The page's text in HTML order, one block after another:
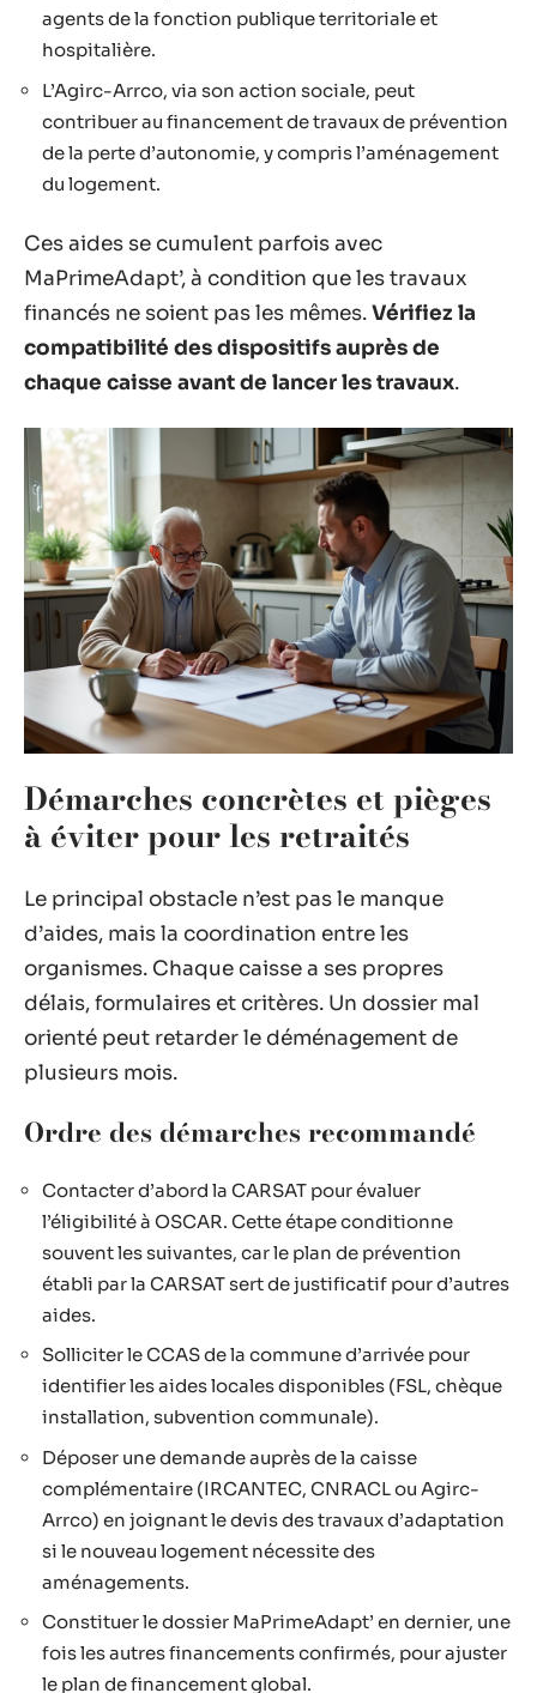
agents de la fonction publique territoriale et
hospitalière.
L’Agirc-Arrco, via son action sociale, peut
contribuer au financement de travaux de prévention
de la perte d’autonomie, y compris l’aménagement
du logement.
Ces aides se cumulent parfois avec
MaPrimeAdapt’, à condition que les travaux
financés ne soient pas les mêmes.Vérifiez la
compatibilité des dispositifs auprès de
chaque caisse avant de lancer les travaux.
Démarches concrètes et pièges
à éviter pour les retraités
Le principal obstacle n’est pas le manque
d’aides, mais la coordination entre les
organismes. Chaque caisse a ses propres
délais, formulaires et critères. Un dossier mal
orienté peut retarder le déménagement de
plusieurs mois.
Ordre des démarches recommandé
Contacter d’abord la CARSAT pour évaluer
l’éligibilité à OSCAR. Cette étape conditionne
souvent les suivantes, car le plan de prévention
établi par la CARSAT sert de justificatif pour d’autres
aides.
Solliciter le CCAS de la commune d’arrivée pour
identifier les aides locales disponibles (FSL, chèque
installation, subvention communale).
Déposer une demande auprès de la caisse
complémentaire (IRCANTEC, CNRACL ou Agirc-
Arrco) en joignant le devis des travaux d’adaptation
si le nouveau logement nécessite des
aménagements.
Constituer le dossier MaPrimeAdapt’ en dernier, une
fois les autres financements confirmés, pour ajuster
le plan de financement global.